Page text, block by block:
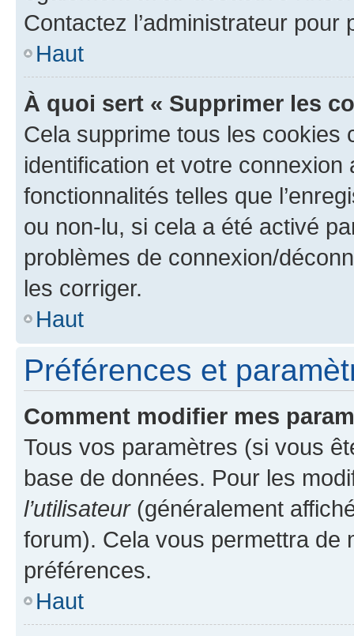
Contactez l’administrateur
Haut
À quoi sert « Supprimer les
Cela supprime tous les cookies
identification et votre
fonctionnalités telles que
ou non-lu, si cela a été activé
problèmes de connexion/
les corriger.
Haut
Préférences et
Comment modifier mes
Tous vos paramètres (si vous
base de données. Pour les
l’utilisateur(généralement
forum). Cela vous permettra de
préférences.
Haut